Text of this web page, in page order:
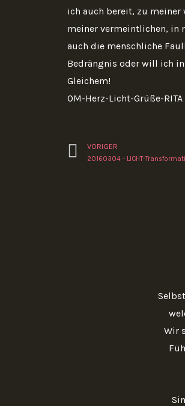
ich auch bereit, zu meiner
meiner vermeintlichen, in
auch die menschliche
Bedrängnis oder will ich
Gleichem!
OM-Herz-Licht-Grüße-RITA
Zurück
VORIGER
20160304 – LICHT-
Wir